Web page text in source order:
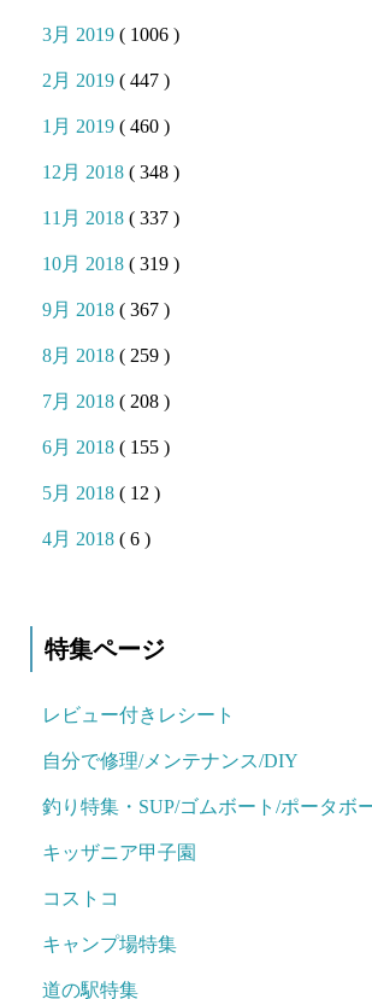
3月 2019( 1006 )
2月 2019( 447 )
1月 2019( 460 )
12月 2018( 348 )
11月 2018( 337 )
10月 2018( 319 )
9月 2018( 367 )
8月 2018( 259 )
7月 2018( 208 )
6月 2018( 155 )
5月 2018( 12 )
4月 2018( 6 )
特集ページ
レビュー付きレシート
自分で修理/メンテナンス/DIY
釣り特集・SUP/ゴムボート/ポータボ
キッザニア甲子園
コストコ
キャンプ場特集
道の駅特集